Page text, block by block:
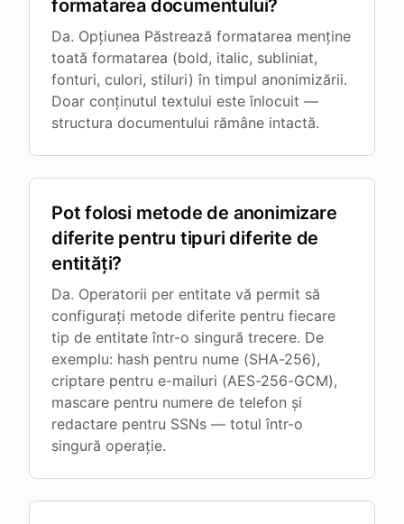
formatarea documentului?
Da. Opțiunea Păstrează formatarea menține
toată formatarea (bold, italic, subliniat,
fonturi, culori, stiluri) în timpul anonimizării.
Doar conținutul textului este înlocuit —
structura documentului rămâne intactă.
Pot folosi metode de anonimizare
diferite pentru tipuri diferite de
entități?
Da. Operatorii per entitate vă permit să
configurați metode diferite pentru fiecare
tip de entitate într-o singură trecere. De
exemplu: hash pentru nume (SHA-256),
criptare pentru e-mailuri (AES-256-GCM),
mascare pentru numere de telefon și
redactare pentru SSNs — totul într-o
singură operație.